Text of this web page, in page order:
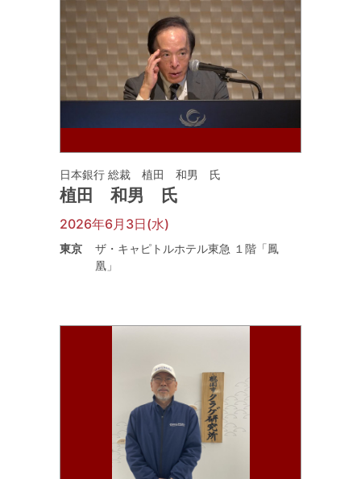
日本銀行 総裁 植田 和男 氏
植田 和男 氏
2026年6月3日(水)
東京
ザ・キャピトルホテル東急 １階「鳳
凰」